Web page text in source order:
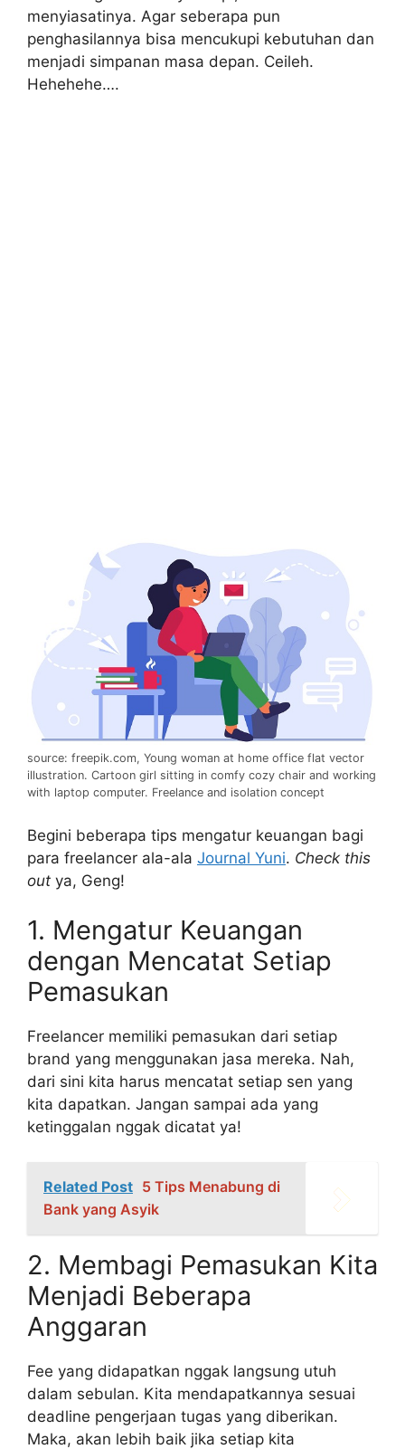
menyiasatinya. Agar seberapa pun
penghasilannya bisa mencukupi kebutuhan dan
menjadi simpanan masa depan. Ceileh.
Hehehehe….
source: freepik.com, Young woman at home office flat vector
illustration. Cartoon girl sitting in comfy cozy chair and working
with laptop computer. Freelance and isolation concept
Begini beberapa tips mengatur keuangan bagi
para freelancer ala-ala Journal Yuni. Check this
out ya, Geng!
1. Mengatur Keuangan
dengan Mencatat Setiap
Pemasukan
Freelancer memiliki pemasukan dari setiap
brand yang menggunakan jasa mereka. Nah,
dari sini kita harus mencatat setiap sen yang
kita dapatkan. Jangan sampai ada yang
ketinggalan nggak dicatat ya!
Related Post 5 Tips Menabung di
Bank yang Asyik
2. Membagi Pemasukan Kita
Menjadi Beberapa
Anggaran
Fee yang didapatkan nggak langsung utuh
dalam sebulan. Kita mendapatkannya sesuai
deadline pengerjaan tugas yang diberikan.
Maka, akan lebih baik jika setiap kita